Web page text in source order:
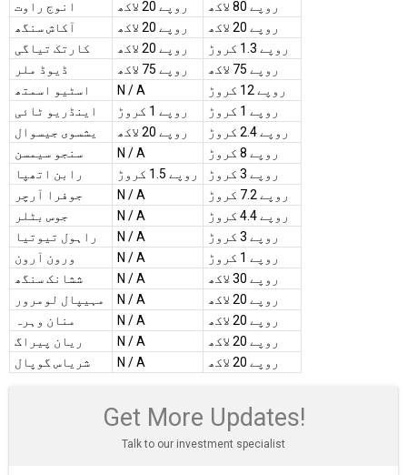
انوج راوت روپے 20 لاکھ
روپے 80 لاکھ
آکاش سنگھ
روپے 20 لاکھ
روپے 20 لاکھ
کارتک تیاگی
روپے 20 لاکھ
روپے 1.3 کروڑ
ڈیوڈ ملر
روپے 75 لاکھ
روپے 75 لاکھ
اسٹیو اسمتھ
N / A
روپے 12 کروڑ
اینڈریو ٹائی
روپے 1 کروڑ
روپے 1 کروڑ
یشسوی جیسوال
روپے 20 لاکھ
روپے 2.4 کروڑ
سنجو سیمسن
N / A
روپے 8 کروڑ
رابن اتھپا
روپے 1.5 کروڑ
روپے 3 کروڑ
جوفرا آرچر
N / A
روپے 7.2 کروڑ
جوس بٹلر
N / A
روپے 4.4 کروڑ
راہول تیوتیا
N / A
روپے 3 کروڑ
ورون آرون
N / A
روپے 1 کروڑ
ششانک سنگھ
N / A
روپے 30 لاکھ
مہیپال لومرور
N / A
روپے 20 لاکھ
منان وہرہ
N / A
روپے 20 لاکھ
ریان پیراگ
N / A
روپے 20 لاکھ
شریاس گوپال
N / A روپے 20 لاکھ
Get More Updates!
Talk to our investment specialist